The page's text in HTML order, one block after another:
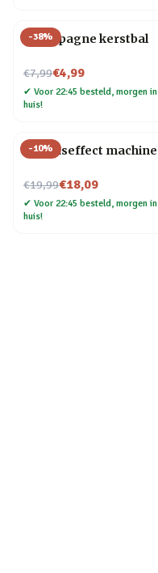
-38%
Champagne kerstbal
€7,99
Nu voor€4,99
✔ Voor 22:45 besteld, morgen in
huis!
-10%
Geluidseffect machine
€19,99
Nu voor€18,09
✔ Voor 22:45 besteld, morgen in
huis!